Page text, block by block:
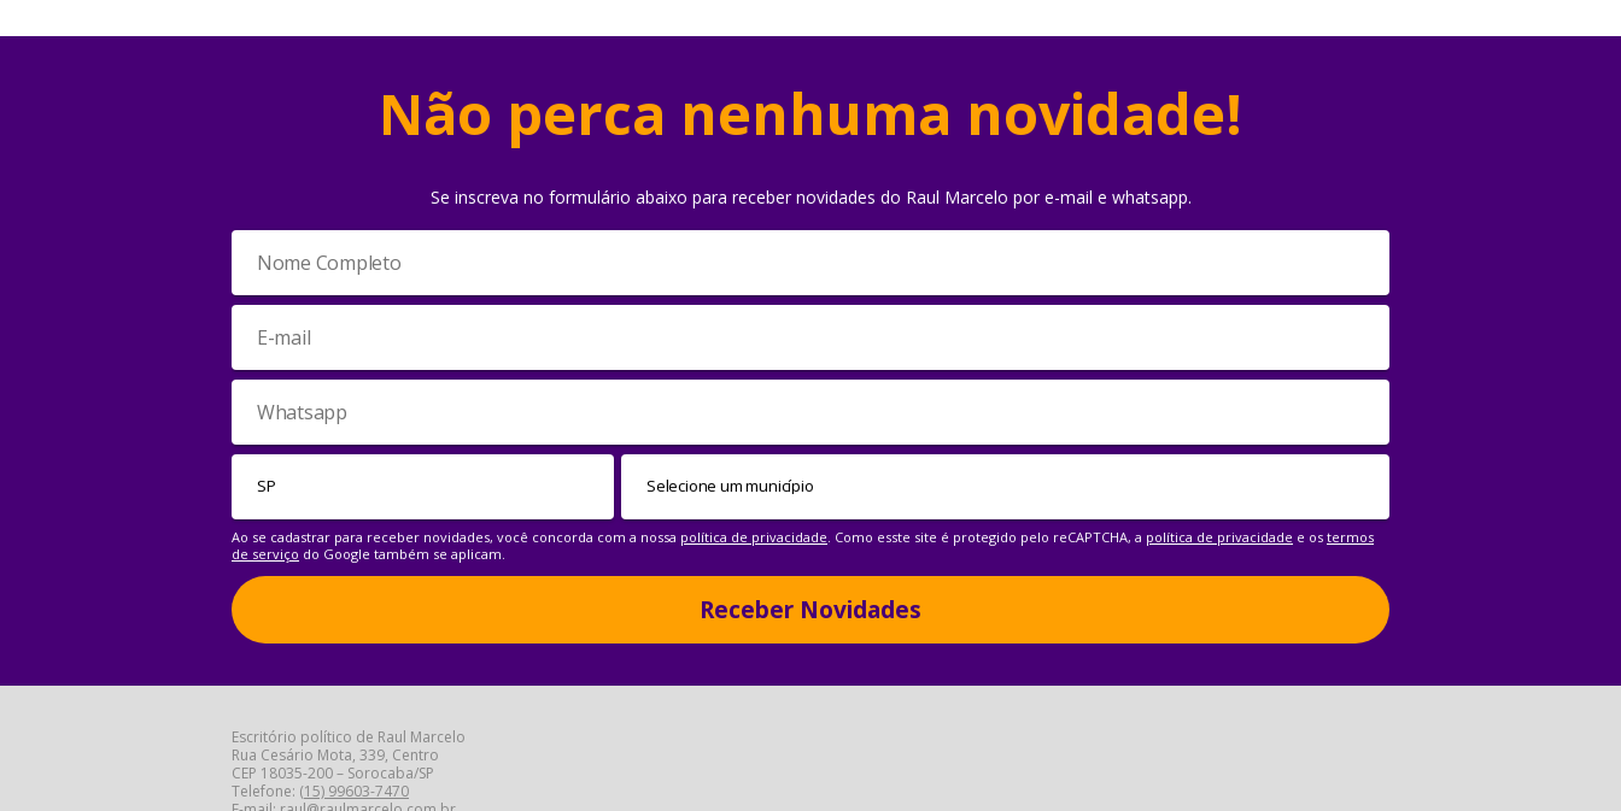
Não perca nenhuma novidade!
Se inscreva no formulário abaixo para receber novidades do Raul Marcelo por e-mail e whatsapp.
Ao se cadastrar para receber novidades, você concorda com a nossa política de privacidade. Como esste site é protegido pelo reCAPTCHA, a política de privacidade e os termos
de serviço do Google também se aplicam.
Receber Novidades
Escritório político de Raul Marcelo
Rua Cesário Mota, 339, Centro
CEP 18035-200 – Sorocaba/SP
Telefone: (15) 99603-7470